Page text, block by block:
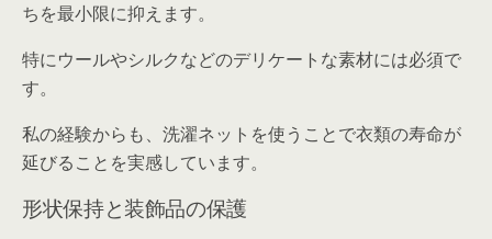
ちを最小限に抑えます。
特にウールやシルクなどのデリケートな素材には必須で
す。
私の経験からも、洗濯ネットを使うことで衣類の寿命が
延びることを実感しています。
形状保持と装飾品の保護